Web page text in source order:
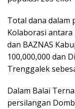
Total dana dalam
Kolaborasi antara
dan BAZNAS
100,000,000 dan
Trenggalek
Dalam Balai
persilangan